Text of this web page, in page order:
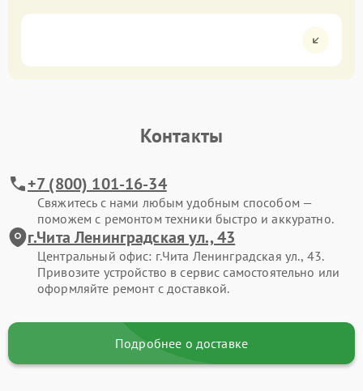
Контакты
+7 (800) 101-16-34
Свяжитесь с нами любым удобным способом —
поможем с ремонтом техники быстро и аккуратно.
г.Чита Ленинградская ул., 43
Центральный офис: г.Чита Ленинградская ул., 43.
Привозите устройство в сервис самостоятельно или
оформляйте ремонт с доставкой.
Подробнее о доставке